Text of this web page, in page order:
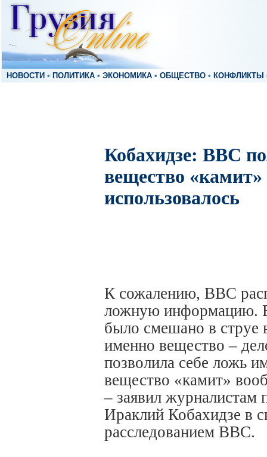
НОВОСТИ • ПОЛИТИКА • ЭКОНОМИКА • ОБЩЕСТВО • КОНФЛИКТЫ
Кобахидзе: BBC
вещество
использовалось
К сожалению, BBC
ложную информацию.
было смешано в струе
именно вещество –
позволила себе ложь
вещество «камит»
– заявил журналистам
Ираклий Кобахидзе в
расследованием BBC.